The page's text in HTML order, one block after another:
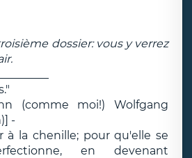
dossier: vous y verrez
(comme moi!) Wolfgang
-
à la chenille; pour qu'elle se
en devenant